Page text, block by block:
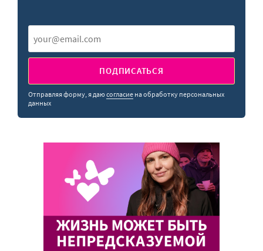
ПОДПИСАТЬСЯ
Отправляя форму, я даюсогласие на обработку персональных
данных